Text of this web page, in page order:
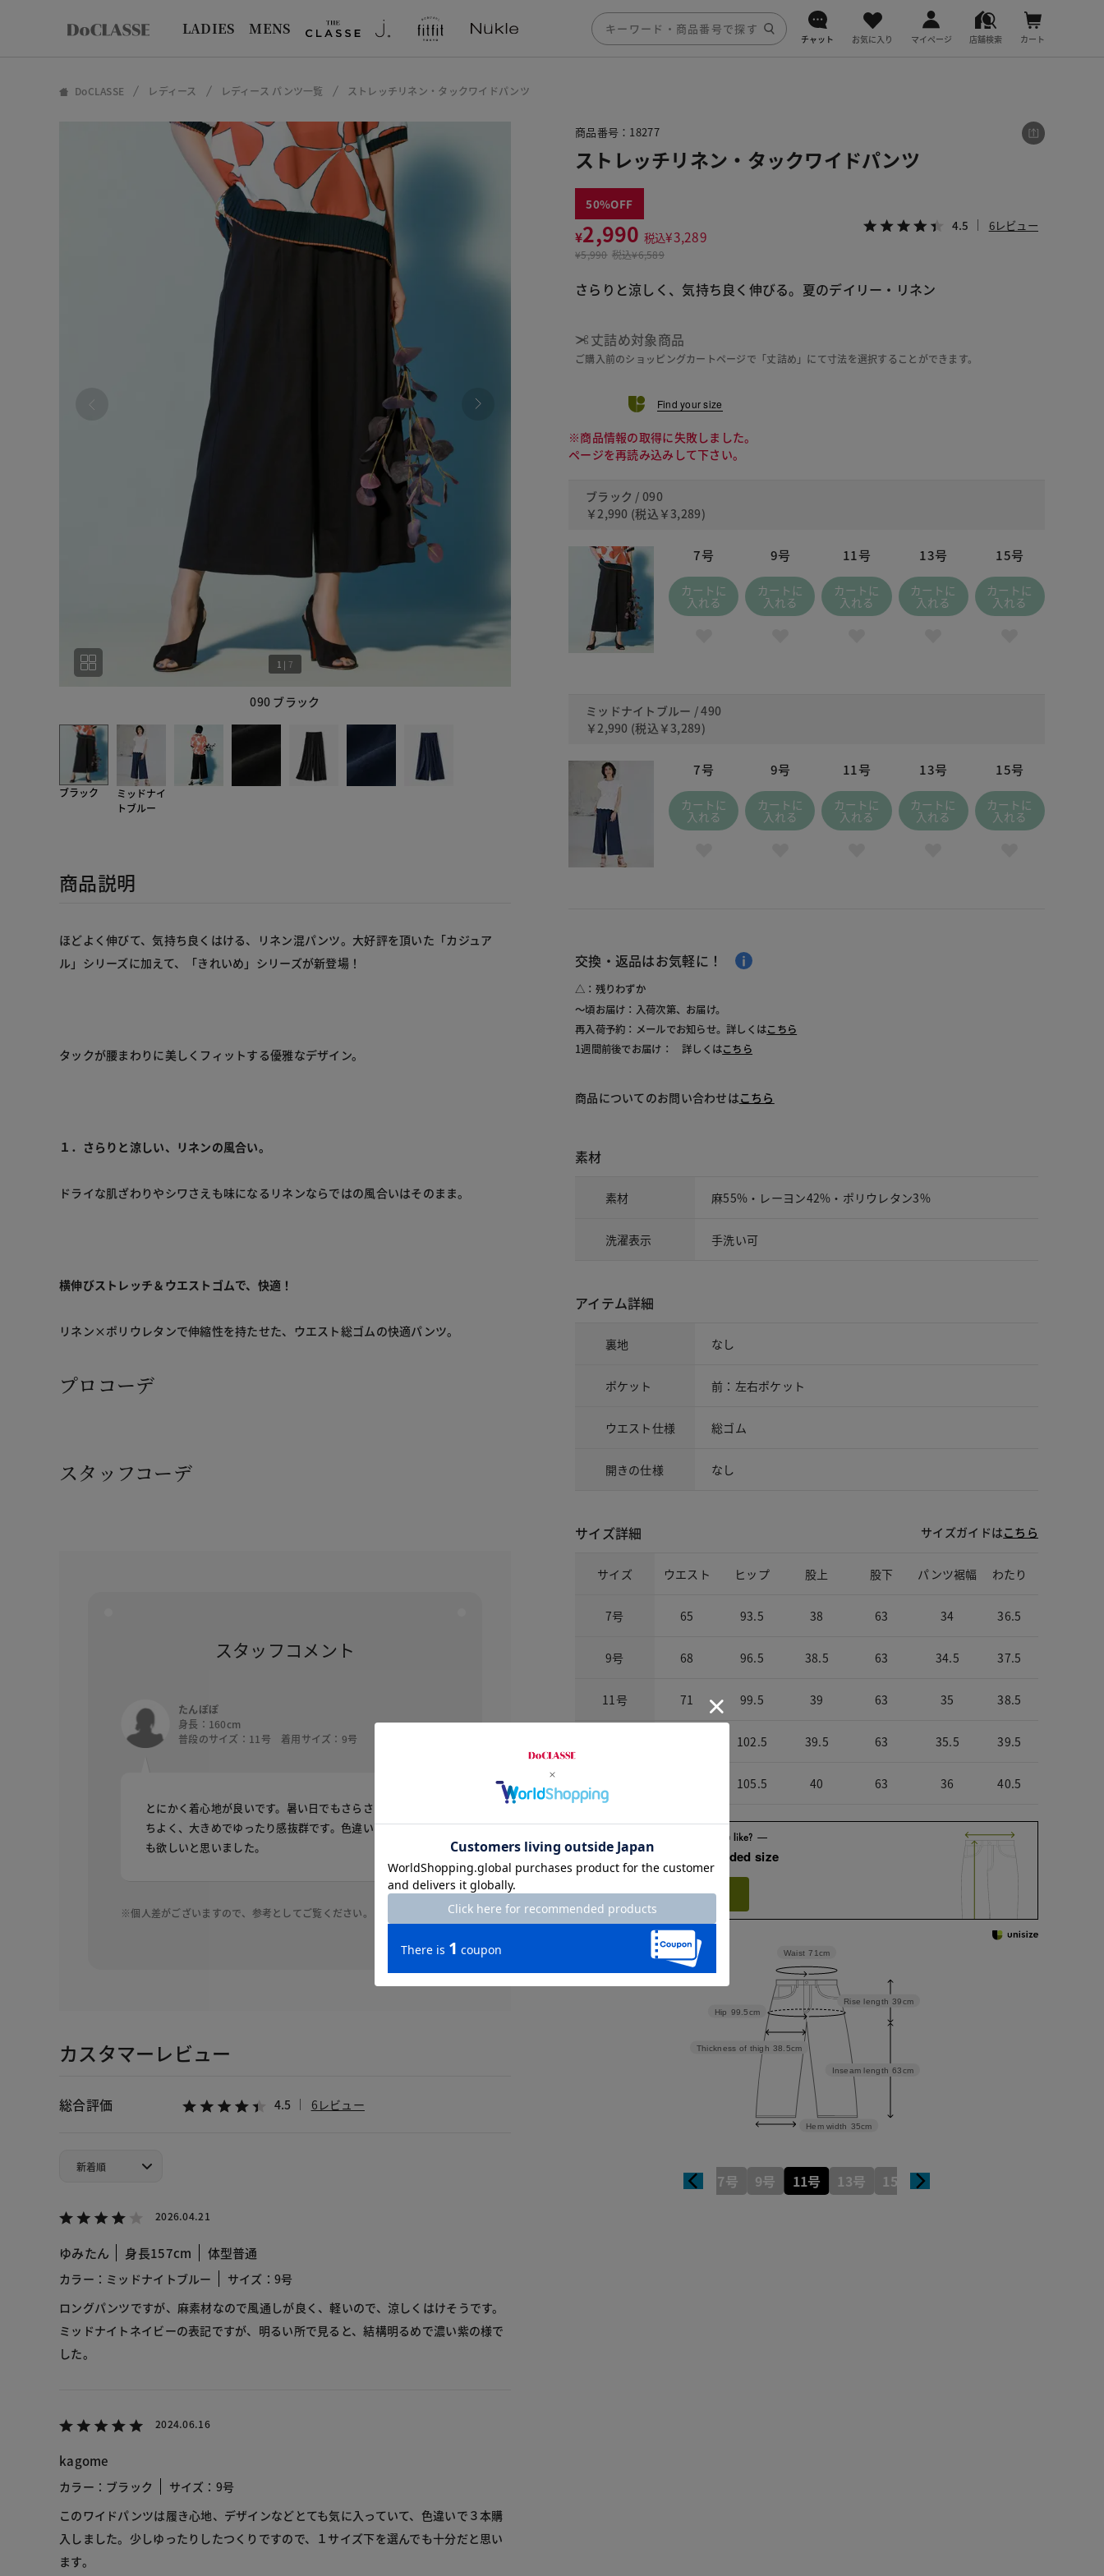
LADIES MENS
チャット お気に入り マイページ 店舗検索 カート
DoCLASSE レディース レディース パンツ一覧 ストレッチリネン・タックワイドパンツ
090 ブラック
1 | 7
ブラック
ミッドナイ
トブルー
商品説明
ほどよく伸びて、気持ち良くはける、リネン混パンツ。大好評を頂いた「カジュア
ル」シリーズに加えて、「きれいめ」シリーズが新登場！
タックが腰まわりに美しくフィットする優雅なデザイン。
１．さらりと涼しい、リネンの風合い。
ドライな肌ざわりやシワさえも味になるリネンならではの風合いはそのまま。
横伸びストレッチ＆ウエストゴムで、快適！
リネン×ポリウレタンで伸縮性を持たせた、ウエスト総ゴムの快適パンツ。
プロコーデ
スタッフコーデ
スタッフコメント
たんぽぽ
身長：160cm
普段のサイズ：11号 着用サイズ：9号
とにかく着心地が良いです。暑い日でもさらさらで気持
ちよく、大きめでゆったり感抜群です。色違いで他の色
も欲しいと思いました。
※個人差がございますので、参考としてご覧ください。
カスタマーレビュー
総合評価 4.5 6レビュー
2026.04.21
ゆみたん 身長157cm 体型普通
カラー：ミッドナイトブルー
サイズ：9号
ロングパンツですが、麻素材なので風通しが良く、軽いので、涼しくはけそうです。
ミッドナイトネイビーの表記ですが、明るい所で見ると、結構明るめで濃い紫の様で
した。
2024.06.16
kagome
カラー：ブラック
サイズ：9号
このワイドパンツは履き心地、デザインなどとても気に入っていて、色違いで３本購
入しました。少しゆったりしたつくりですので、１サイズ下を選んでも十分だと思い
ます。
商品番号：18277
ストレッチリネン・タックワイドパンツ
50
¥2,990 税込¥3,289
¥5,990 税込¥6,589
4.5 6レビュー
さらりと涼しく、気持ち良く伸びる。夏のデイリー・リネン
丈詰め対象商品
ご購入前のショッピングカートページで「丈詰め」にて寸法を選択することができます。
Find your size
※商品情報の取得に失敗しました。
ページを再読み込みして下さい。
ブラック / 090
￥2,990 (税込 ￥3,289)
7号
カートに
入れる
9号
カートに
入れる
11号
カートに
入れる
13号
カートに
入れる
15号
カートに
入れる
ミッドナイトブルー / 490
￥2,990 (税込 ￥3,289)
7号
カートに
入れる
9号
カートに
入れる
11号
カートに
入れる
13号
カートに
入れる
15号
カートに
入れる
交換・返品はお気軽に！
△：残りわずか
～頃お届け：入荷次第、お届け。
再入荷予約：メールでお知らせ。詳しくはこちら
1週間前後でお届け： 詳しくはこちら
商品についてのお問い合わせはこちら
素材
素材 麻55%・レーヨン42%・ポリウレタン3%
洗濯表示 手洗い可
アイテム詳細
裏地 なし
ポケット 前：左右ポケット
ウエスト仕様 総ゴム
開きの仕様 なし
サイズ詳細 サイズガイドはこちら
サイズ ウエスト ヒップ 股上 股下 パンツ裾幅 わたり
7号 65 93.5 38 63 34 36.5
9号 68 96.5 38.5 63 34.5 37.5
11号 71 99.5 39 63 35 38.5
102.5 39.5 63 35.5 39.5
105.5 40 63 36 40.5
Check the recommended size
Try this item on
Inseam length 63cm
Rise length 39cm
Hem width 35cm
Thickness of thigh 38.5cm
Hip 99.5cm
Waist 71cm
7号 9号 11号 13号 15号